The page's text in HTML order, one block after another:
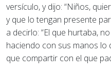
versículo, y dijo: “Niños,
y que lo tengan presente
a decirlo: “El que hurtaba,
haciendo con sus manos lo
que compartir con el que